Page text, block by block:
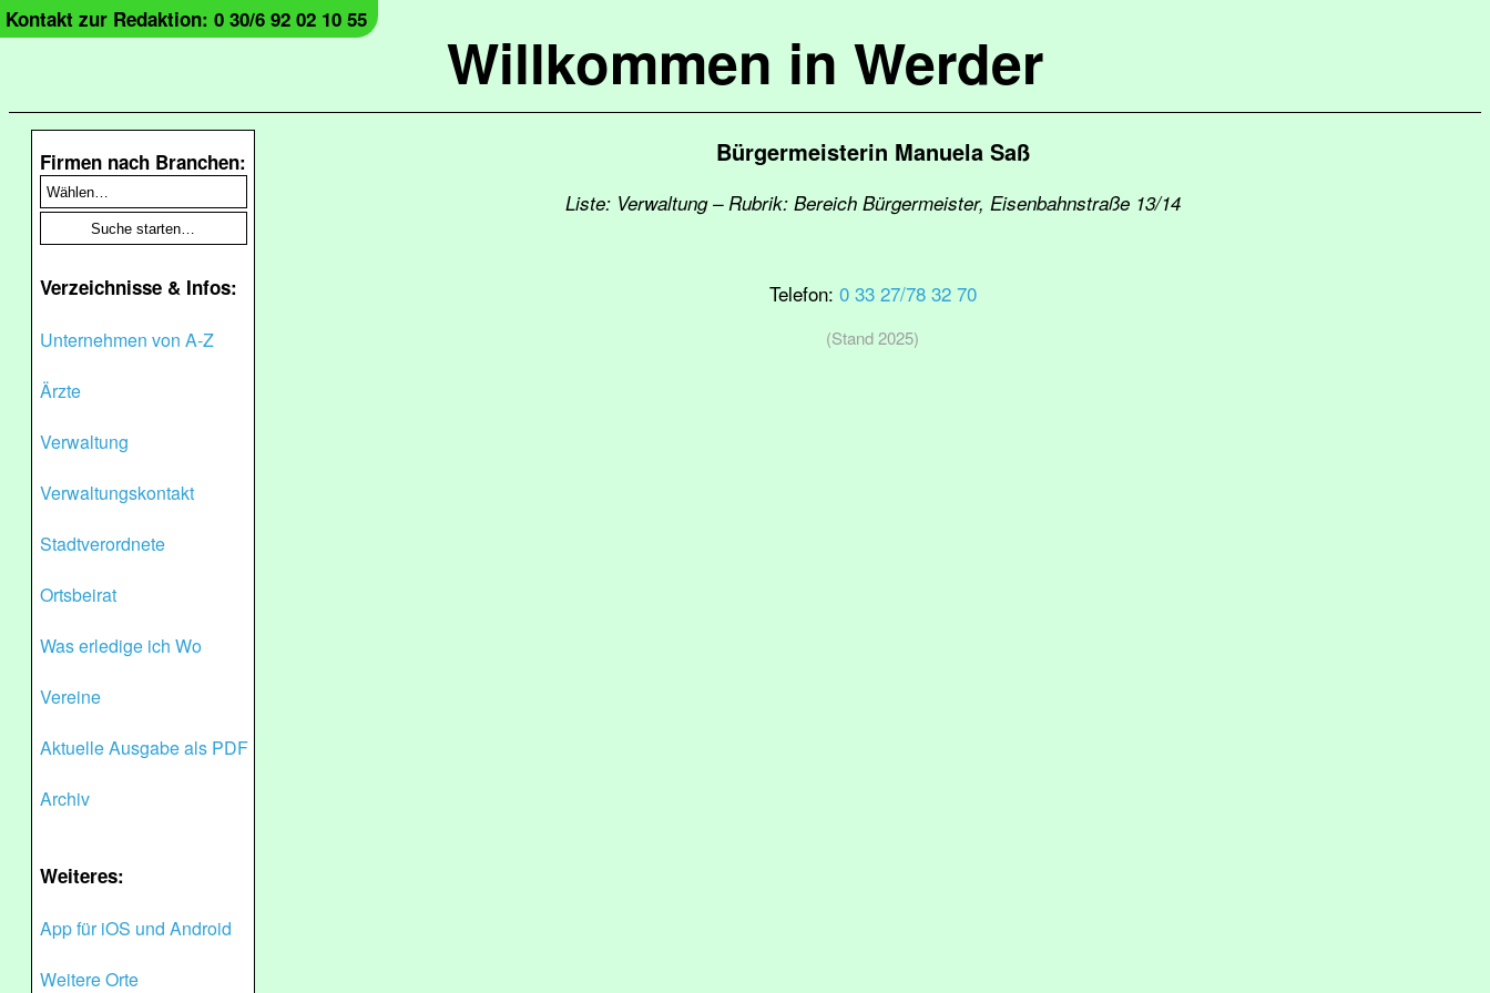
Willkommen in Werder
Kontakt zur Redaktion: 0 30/6 92 02 10 55
Firmen nach Branchen:
Verzeichnisse & Infos:
Unternehmen von A-Z
Ärzte
Verwaltung
Verwaltungskontakt
Stadtverordnete
Ortsbeirat
Was erledige ich Wo
Vereine
Aktuelle Ausgabe als PDF
Archiv
Weiteres:
App für iOS und Android
Weitere Orte
Bürgermeisterin Manuela Saß
Liste: Verwaltung – Rubrik: Bereich Bürgermeister, Eisenbahnstraße 13/14
Telefon: 0 33 27/78 32 70
(Stand 2025)